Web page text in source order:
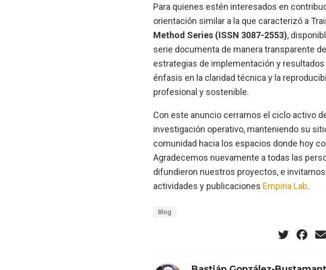
Para quienes estén interesados en
orientación similar a la que caracterizó a
Method Series (ISSN 3087-2553),
serie documenta de manera transparente
estrategias de implementación y
énfasis en la claridad técnica y la
profesional y sostenible.
Con este anuncio cerramos el ciclo activo
investigación operativo, manteniendo su
comunidad hacia los espacios donde hoy
Agradecemos nuevamente a todas las
difundieron nuestros proyectos, e
actividades y publicaciones Empiria Lab.
Blog